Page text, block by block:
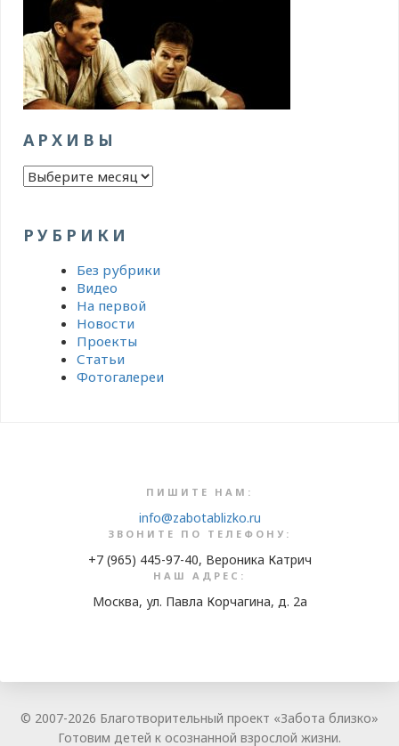
АРХИВЫ
Архивы
РУБРИКИ
Без рубрики
Видео
На первой
Новости
Проекты
Статьи
Фотогалереи
ПИШИТЕ НАМ:
info@zabotablizko.ru
ЗВОНИТЕ ПО ТЕЛЕФОНУ:
+7 (965) 445-97-40, Вероника Катрич
НАШ АДРЕС:
Москва, ул. Павла Корчагина, д. 2а
© 2007-2026 Благотворительный проект «Забота близко»
Готовим детей к осознанной взрослой жизни.